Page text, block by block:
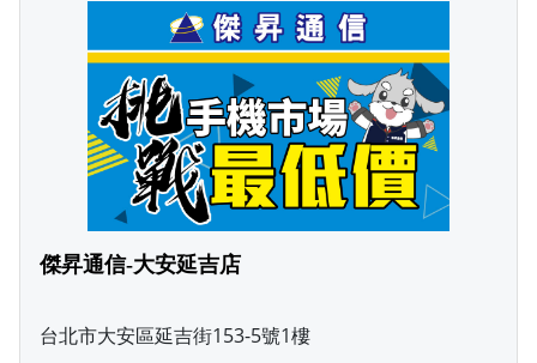
傑昇通信-大安延吉店
台北市大安區延吉街153-5號1樓